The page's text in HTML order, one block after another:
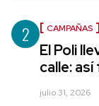
2 CAMPAÑAS
El Poli
calle:
julio 31, 2026